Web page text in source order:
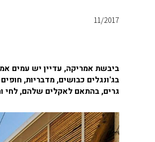
11/2017
ביבשת אמריקה, עדיין יש עמים
בג'ונגלים כבושים, מדבריות,
גרים, בהתאם לאקלים שלהם, לחי